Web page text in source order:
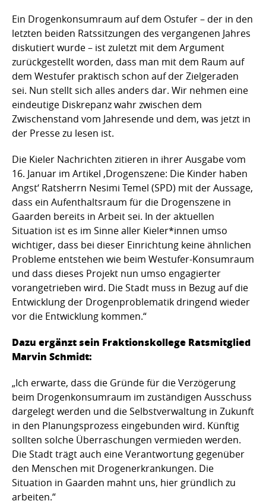
Ein Drogenkonsumraum auf dem Ostufer – der in den
letzten beiden Ratssitzungen des vergangenen Jahres
diskutiert wurde – ist zuletzt mit dem Argument
zurückgestellt worden, dass man mit dem Raum auf
dem Westufer praktisch schon auf der Zielgeraden
sei. Nun stellt sich alles anders dar. Wir nehmen eine
eindeutige Diskrepanz wahr zwischen dem
Zwischenstand vom Jahresende und dem, was jetzt in
der Presse zu lesen ist.
Die Kieler Nachrichten zitieren in ihrer Ausgabe vom
16. Januar im Artikel ‚Drogenszene: Die Kinder haben
Angst‘ Ratsherrn Nesimi Temel (SPD) mit der Aussage,
dass ein Aufenthaltsraum für die Drogenszene in
Gaarden bereits in Arbeit sei. In der aktuellen
Situation ist es im Sinne aller Kieler*innen umso
wichtiger, dass bei dieser Einrichtung keine ähnlichen
Probleme entstehen wie beim Westufer-Konsumraum
und dass dieses Projekt nun umso engagierter
vorangetrieben wird. Die Stadt muss in Bezug auf die
Entwicklung der Drogenproblematik dringend wieder
vor die Entwicklung kommen.“
Dazu ergänzt sein Fraktionskollege Ratsmitglied
Marvin Schmidt:
„Ich erwarte, dass die Gründe für die Verzögerung
beim Drogenkonsumraum im zuständigen Ausschuss
dargelegt werden und die Selbstverwaltung in Zukunft
in den Planungsprozess eingebunden wird. Künftig
sollten solche Überraschungen vermieden werden.
Die Stadt trägt auch eine Verantwortung gegenüber
den Menschen mit Drogenerkrankungen. Die
Situation in Gaarden mahnt uns, hier gründlich zu
arbeiten.“